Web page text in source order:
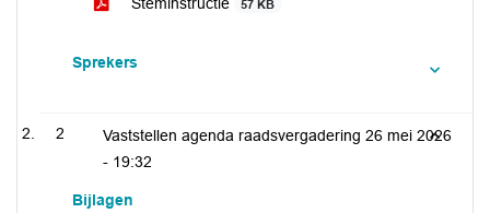
57 KB
Sprekers
2
Vaststellen agenda raadsvergadering 26 mei 2026
- 19:32
Bijlagen